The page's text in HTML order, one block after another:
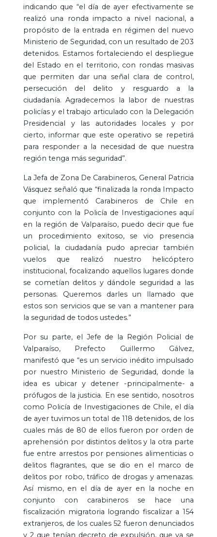
indicando que “el día de ayer efectivamente se
realizó una ronda impacto a nivel nacional, a
propósito de la entrada en régimen del nuevo
Ministerio de Seguridad, con un resultado de 203
detenidos. Estamos fortaleciendo el despliegue
del Estado en el territorio, con rondas masivas
que permiten dar una señal clara de control,
persecución del delito y resguardo a la
ciudadanía. Agradecemos la labor de nuestras
policías y el trabajo articulado con la Delegación
Presidencial y las autoridades locales y por
cierto, informar que este operativo se repetirá
para responder a la necesidad de que nuestra
región tenga más seguridad”.
La Jefa de Zona De Carabineros, General Patricia
Vásquez señaló que “finalizada la ronda Impacto
que implementó Carabineros de Chile en
conjunto con la Policía de Investigaciones aquí
en la región de Valparaíso, puedo decir que fue
un procedimiento exitoso, se vio presencia
policial, la ciudadanía pudo apreciar también
vuelos que realizó nuestro helicóptero
institucional, focalizando aquellos lugares donde
se cometían delitos y dándole seguridad a las
personas. Queremos darles un llamado que
estos son servicios que se van a mantener para
la seguridad de todos ustedes.”
Por su parte, el Jefe de la Región Policial de
Valparaíso, Prefecto Guillermo Gálvez,
manifestó que “es un servicio inédito impulsado
por nuestro Ministerio de Seguridad, donde la
idea es ubicar y detener -principalmente- a
prófugos de la justicia. En ese sentido, nosotros
como Policía de Investigaciones de Chile, el día
de ayer tuvimos un total de 118 detenidos, de los
cuales más de 80 de ellos fueron por orden de
aprehensión por distintos delitos y la otra parte
fue entre arrestos por pensiones alimenticias o
delitos flagrantes, que se dio en el marco de
delitos por robo, tráfico de drogas y amenazas.
Así mismo, en el día de ayer en la noche en
conjunto con carabineros se hace una
fiscalización migratoria logrando fiscalizar a 154
extranjeros, de los cuales 52 fueron denunciados
y 2 que tenían decreto de expulsión, que ya se